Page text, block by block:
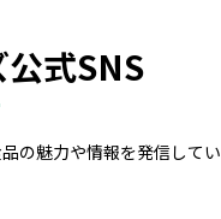
式SNS
の魅力や情報を発信してい